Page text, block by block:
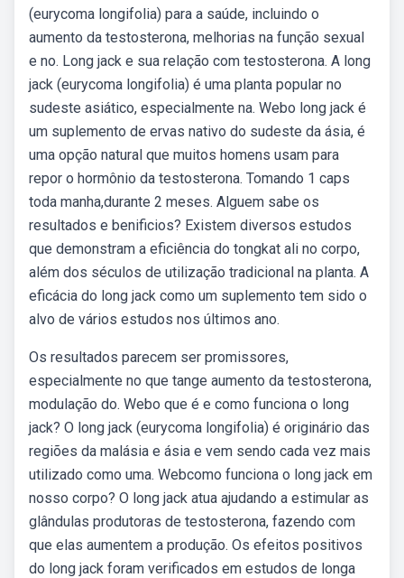
(eurycoma longifolia) para a saúde, incluindo o
aumento da testosterona, melhorias na função sexual
e no. Long jack e sua relação com testosterona. A long
jack (eurycoma longifolia) é uma planta popular no
sudeste asiático, especialmente na. Webo long jack é
um suplemento de ervas nativo do sudeste da ásia, é
uma opção natural que muitos homens usam para
repor o hormônio da testosterona. Tomando 1 caps
toda manha,durante 2 meses. Alguem sabe os
resultados e benificios? Existem diversos estudos
que demonstram a eficiência do tongkat ali no corpo,
além dos séculos de utilização tradicional na planta. A
eficácia do long jack como um suplemento tem sido o
alvo de vários estudos nos últimos ano.
Os resultados parecem ser promissores,
especialmente no que tange aumento da testosterona,
modulação do. Webo que é e como funciona o long
jack? O long jack (eurycoma longifolia) é originário das
regiões da malásia e ásia e vem sendo cada vez mais
utilizado como uma. Webcomo funciona o long jack em
nosso corpo? O long jack atua ajudando a estimular as
glândulas produtoras de testosterona, fazendo com
que elas aumentem a produção. Os efeitos positivos
do long jack foram verificados em estudos de longa